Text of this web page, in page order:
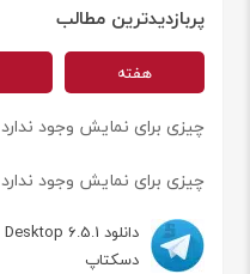
پربازدیدترین مطالب
هفته
چیزی برای نمایش وجود ندارد
چیزی برای نمایش وجود ندارد
دسکتاپ